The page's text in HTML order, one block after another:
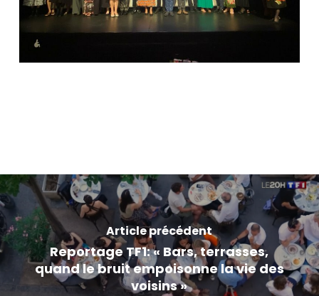
Article précédent
Reportage TF1: « Bars, terrasses,
quand le bruit empoisonne la vie des
voisins »